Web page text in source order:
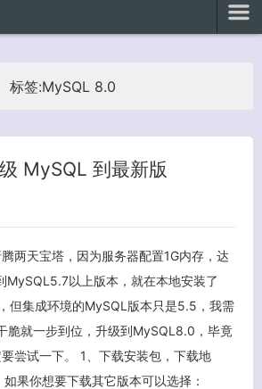
标签:MySQL 8.0
MySQL 到最新版
两天宝塔，因为服务器配置1G内存，达
MySQL5.7以上版本，就在本地安装了
但集成环境的MySQL版本只是5.5，我需
脆就一步到位，升级到MySQL8.0，毕竟
尝试一下。 1、下载安装包，下载地
果你想要下载其它版本可以选择：